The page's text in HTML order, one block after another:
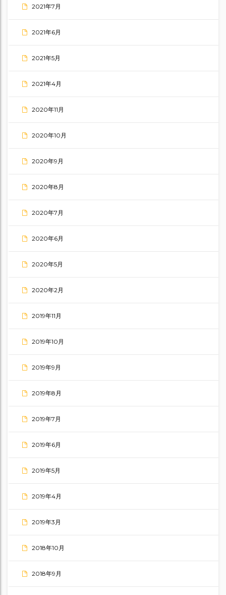
2021年7月
2021年6月
2021年5月
2021年4月
2020年11月
2020年10月
2020年9月
2020年8月
2020年7月
2020年6月
2020年5月
2020年2月
2019年11月
2019年10月
2019年9月
2019年8月
2019年7月
2019年6月
2019年5月
2019年4月
2019年3月
2018年10月
2018年9月